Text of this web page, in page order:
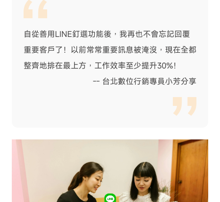
自從善用LINE釘選功能後，我再也不會忘記回覆
重要客戶了！以前常常重要訊息被淹沒，現在全都
整齊地排在最上方，工作效率至少提升30%！
-- 台北數位行銷專員小芳分享